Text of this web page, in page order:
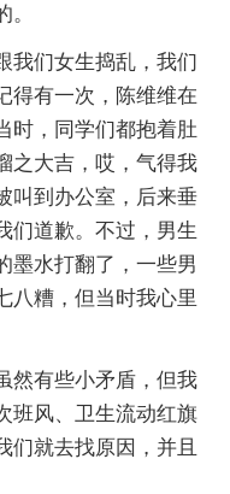
我们女生捣乱，我们
得有一次，陈维维在
时，同学们都抱着肚
之大吉，哎，气得我
叫到办公室，后来垂
们道歉。不过，男生
墨水打翻了，一些男
八糟，但当时我心里
然有些小矛盾，但我
班风、卫生流动红旗
们就去找原因，并且